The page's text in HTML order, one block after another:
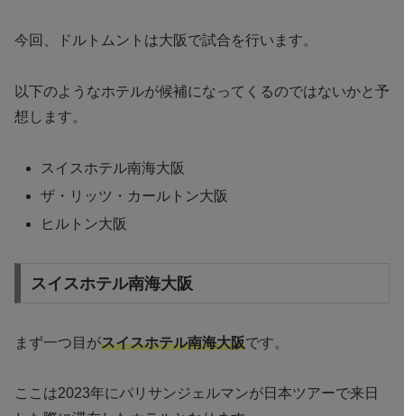
今回、ドルトムントは大阪で試合を行います。
以下のようなホテルが候補になってくるのではないかと予
想します。
スイスホテル南海大阪
ザ・リッツ・カールトン大阪
ヒルトン大阪
スイスホテル南海大阪
まず一つ目がスイスホテル南海大阪です。
ここは2023年にパリサンジェルマンが日本ツアーで来日